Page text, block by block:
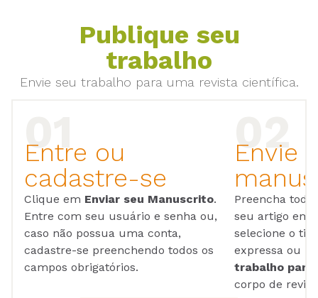
Publique seu
trabalho
Envie seu trabalho para uma revista científica.
Entre ou
cadastre-se
Clique em Enviar seu Manuscrito.
Entre com seu usuário e senha ou,
caso não possua uma conta,
cadastre-se preenchendo todos os
campos obrigatórios.
Envie
Preencha
seu artigo em
selecione o
expressa ou
trabalho para
corpo de